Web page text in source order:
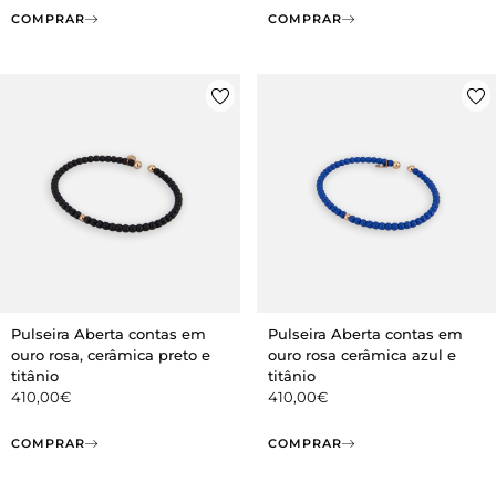
COMPRAR COMPRAR
Pulseira Aberta contas em
ouro rosa, cerâmica preto e
titânio
410,00€
COMPRAR
Pulseira Aberta contas em
ouro rosa cerâmica azul e
titânio
410,00€
COMPRAR